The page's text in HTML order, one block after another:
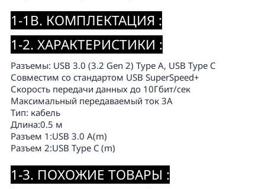
1-1B. КОМПЛЕКТАЦИЯ :
1-2. ХАРАКТЕРИСТИКИ :
Разъемы: USB 3.0 (3.2 Gen 2) Type A, USB Type C
Совместим со стандартом USB SuperSpeed+
Скорость передачи данных до 10Гбит/сек
Максимальный передаваемый ток 3А
Тип: кабель
Длина:0.5 м
Разъем 1:USB 3.0 A(m)
Разъем 2:USB Type C (m)
1-3. ПОХОЖИЕ ТОВАРЫ :